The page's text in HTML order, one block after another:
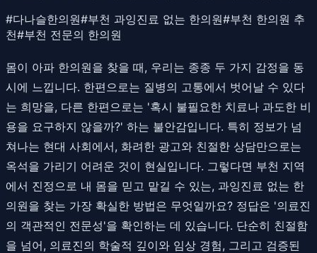
#다나슬한의원#부천 과잉진료 없는 한의원#부천 한의원 추
천#부천 전문의 한의원
몸이 아파 한의원을 찾을 때, 우리는 종종 두 가지 감정을 동
시에 느낍니다. 한편으로는 질병의 고통에서 벗어날 수 있다
는 희망을, 다른 한편으로는 '혹시 불필요한 치료나 과도한 비
용을 요구하지 않을까?' 하는 불안감입니다. 특히 정보가 넘
쳐나는 현대 사회에서, 화려한 광고와 친절한 상담만으로는
옥석을 가리기 어려운 것이 현실입니다. 그렇다면 부천 지역
에서 진정으로 내 몸을 믿고 맡길 수 있는, 과잉진료 없는 한
의원을 찾는 가장 확실한 방법은 무엇일까요? 정답은 '의료진
의 객관적인 전문성'을 확인하는 데 있습니다. 단순히 친절함
을 넘어, 의료진의 학술적 깊이와 임상 경험, 그리고 검증된